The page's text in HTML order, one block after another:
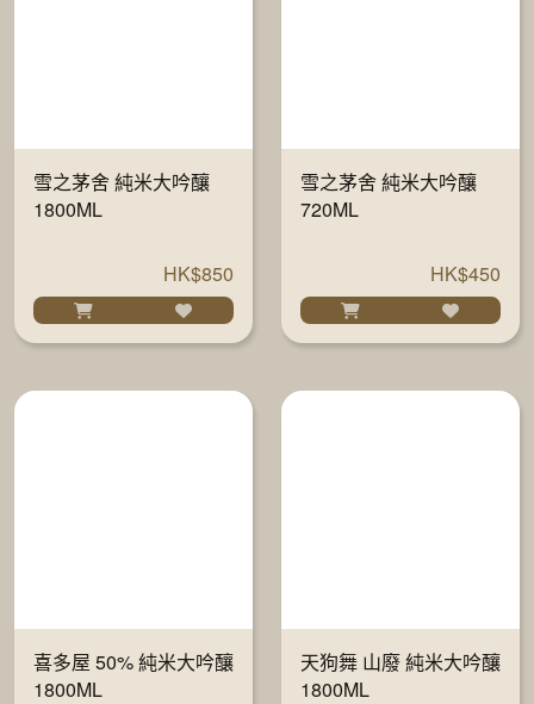
雪之茅舍 純米大吟釀
1800ML
HK$850
雪之茅舍 純米大吟釀
720ML
HK$450
喜多屋 50% 純米大吟釀
1800ML
天狗舞 山廢 純米大吟釀
1800ML